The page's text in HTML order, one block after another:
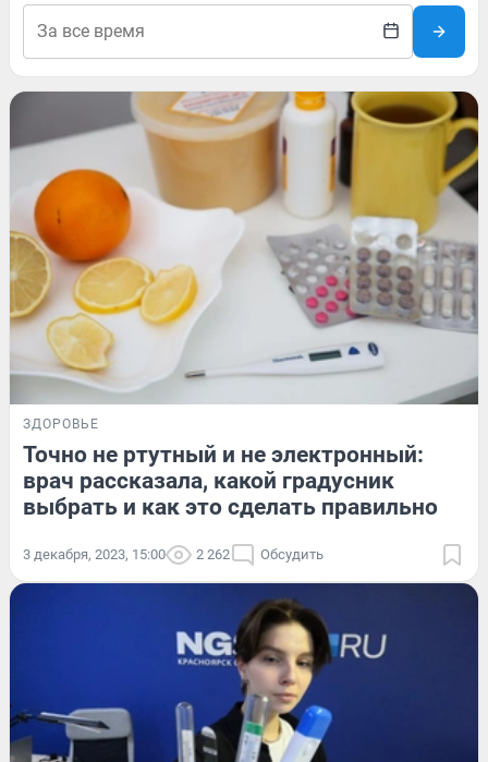
ЗДОРОВЬЕ
Точно не ртутный и не электронный:
врач рассказала, какой градусник
выбрать и как это сделать правильно
3 декабря, 2023, 15:00 2 262 Обсудить